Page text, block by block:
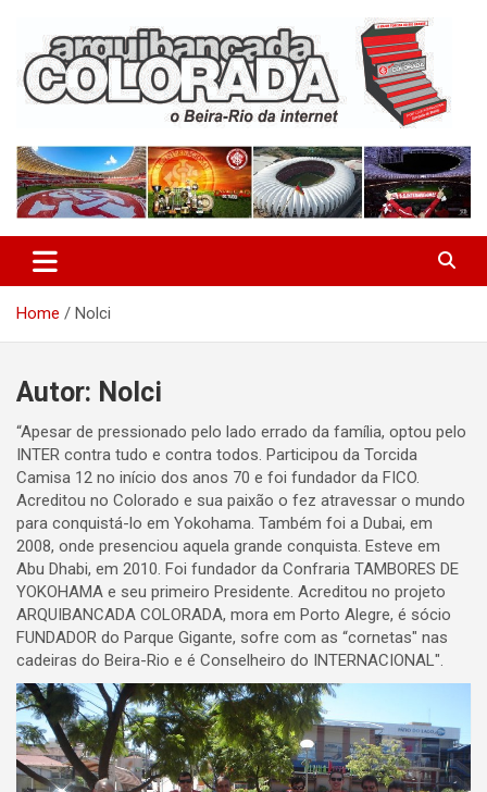
content
Arquibancada Colorada
Home Nolci
Autor: Nolci
“Apesar de pressionado pelo lado errado da família, optou pelo
INTER contra tudo e contra todos. Participou da Torcida
Camisa 12 no início dos anos 70 e foi fundador da FICO.
Acreditou no Colorado e sua paixão o fez atravessar o mundo
para conquistá-lo em Yokohama. Também foi a Dubai, em
2008, onde presenciou aquela grande conquista. Esteve em
Abu Dhabi, em 2010. Foi fundador da Confraria TAMBORES DE
YOKOHAMA e seu primeiro Presidente. Acreditou no projeto
ARQUIBANCADA COLORADA, mora em Porto Alegre, é sócio
FUNDADOR do Parque Gigante, sofre com as “cornetas" nas
cadeiras do Beira-Rio e é Conselheiro do INTERNACIONAL".